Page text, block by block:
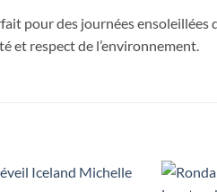
pour des journées ensoleillées
et respect de l’environnement.